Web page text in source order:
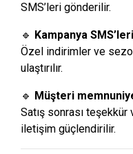
SMS’leri gönderilir.
🔹 Kampanya
Özel indirimler ve
ulaştırılır.
🔹 Müşteri
Satış sonrası
iletişim güçlendirilir.